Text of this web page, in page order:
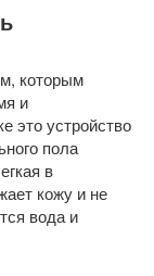
которым
и
это устройство
пола
в
кожу и не
вода и